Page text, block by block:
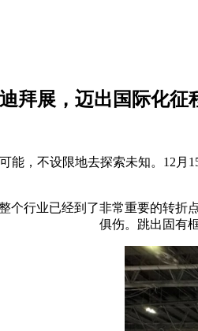
拜展，迈出国际化征
能，不设限地去探索未知。 12 月
个行业已经到了非常重要的转
俱伤。跳出固有